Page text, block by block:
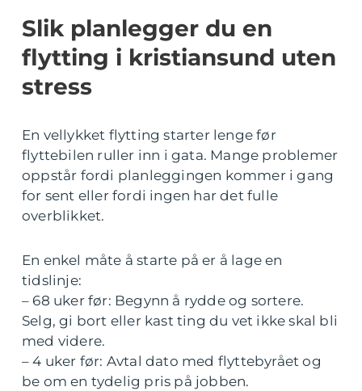
Slik planlegger du en
flytting i kristiansund uten
stress
En vellykket flytting starter lenge før
flyttebilen ruller inn i gata. Mange problemer
oppstår fordi planleggingen kommer i gang
for sent eller fordi ingen har det fulle
overblikket.
En enkel måte å starte på er å lage en
tidslinje:
– 68 uker før: Begynn å rydde og sortere.
Selg, gi bort eller kast ting du vet ikke skal bli
med videre.
– 4 uker før: Avtal dato med flyttebyrået og
be om en tydelig pris på jobben.